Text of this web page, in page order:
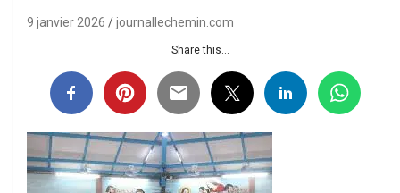
9 janvier 2026 journallechemin.com
Share this...